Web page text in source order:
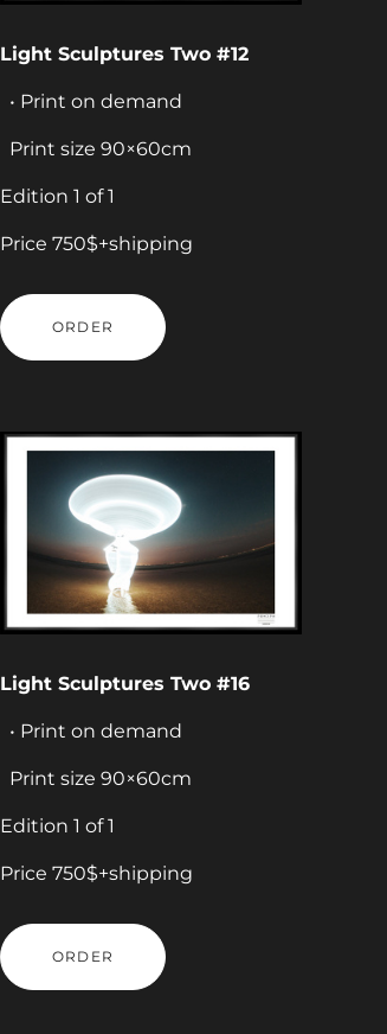
Light Sculptures Two #12
• Print on demand
Print size 90×60cm
Edition 1 of 1
Price 750$+shipping
ORDER
Light Sculptures Two #16
• Print on demand
Print size 90×60cm
Edition 1 of 1
Price 750$+shipping
ORDER